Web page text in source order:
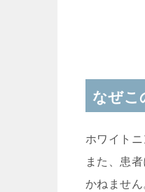
なぜこ
ホワイト
また、患
かねません